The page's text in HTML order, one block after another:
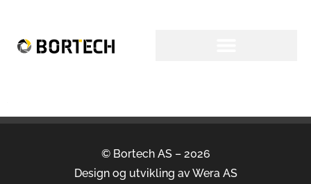
© Bortech AS – 2026
Design og utvikling avWera AS